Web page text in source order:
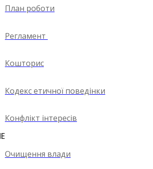
План роботи
Регламент
Кошторис
Кодекс етичної поведінки
Конфлікт інтересів
Очищення влади